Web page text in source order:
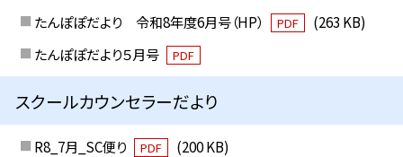
たんぽぽだより 令和8年度6月号（HP）
PDF
(263 KB)
たんぽぽだより５月号
PDF
スクールカウンセラーだより
R8_7月_SC便り PDF (200 KB)